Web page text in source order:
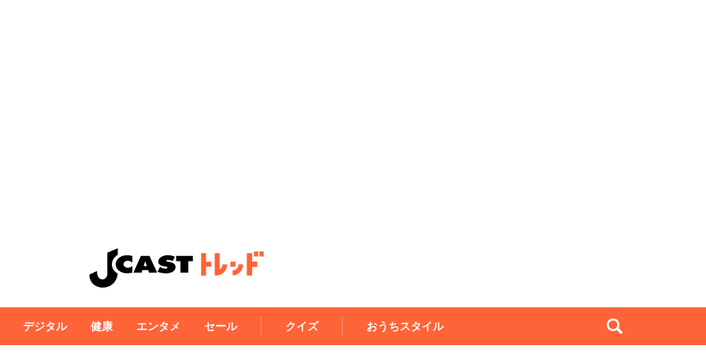
デジタル 健康 エンタメ セール クイズ おうちスタイル